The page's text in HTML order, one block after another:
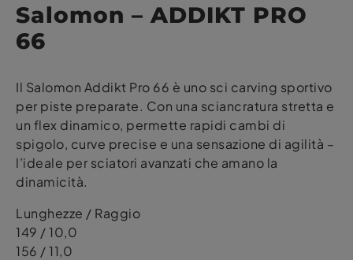
Salomon – ADDIKT PRO
66
Il Salomon Addikt Pro 66 è uno sci carving sportivo
per piste preparate. Con una sciancratura stretta e
un flex dinamico, permette rapidi cambi di
spigolo, curve precise e una sensazione di agilità –
l’ideale per sciatori avanzati che amano la
dinamicità.
Lunghezze / Raggio
149 / 10,0
156 / 11,0